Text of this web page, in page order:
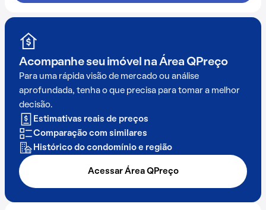
Acompanhe seu imóvel na Área QPreço
Para uma rápida visão de mercado ou análise
aprofundada, tenha o que precisa para tomar a melhor
decisão.
Estimativas reais de preços
Comparação com similares
Histórico do condomínio e região
Acessar Área QPreço